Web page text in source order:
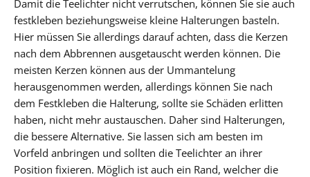
Damit die Teelichter nicht verrutschen, können Sie sie auch
festkleben beziehungsweise kleine Halterungen basteln.
Hier müssen Sie allerdings darauf achten, dass die Kerzen
nach dem Abbrennen ausgetauscht werden können. Die
meisten Kerzen können aus der Ummantelung
herausgenommen werden, allerdings können Sie nach
dem Festkleben die Halterung, sollte sie Schäden erlitten
haben, nicht mehr austauschen. Daher sind Halterungen,
die bessere Alternative. Sie lassen sich am besten im
Vorfeld anbringen und sollten die Teelichter an ihrer
Position fixieren. Möglich ist auch ein Rand, welcher die